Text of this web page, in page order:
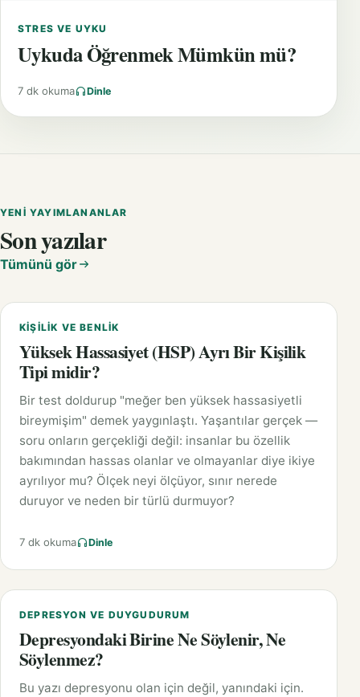
STRES VE UYKU
Uykuda Öğrenmek Mümkün mü?
7 dk okuma Dinle
YENI YAYIMLANANLAR
Son yazılar
Tümünü gör
KIŞILIK VE BENLIK
Yüksek Hassasiyet (HSP) Ayrı Bir Kişilik
Tipi midir?
Bir test doldurup "meğer ben yüksek hassasiyetli
bireymişim" demek yaygınlaştı. Yaşantılar gerçek —
soru onların gerçekliği değil: insanlar bu özellik
bakımından hassas olanlar ve olmayanlar diye ikiye
ayrılıyor mu? Ölçek neyi ölçüyor, sınır nerede
duruyor ve neden bir türlü durmuyor?
7 dk okuma Dinle
DEPRESYON VE DUYGUDURUM
Depresyondaki Birine Ne Söylenir, Ne
Söylenmez?
Bu yazı depresyonu olan için değil, yanındaki için.